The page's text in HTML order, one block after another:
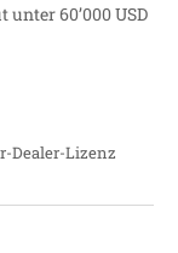
60’000 USD
Dealer-Lizenz